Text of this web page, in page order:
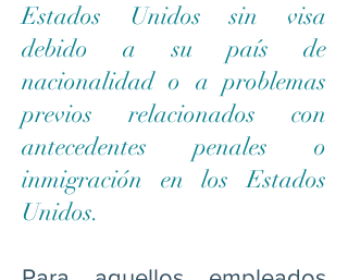
Estados Unidos sin visa
debido a su país de
nacionalidad o a problemas
previos relacionados con
antecedentes penales o
inmigración en los Estados
Unidos.